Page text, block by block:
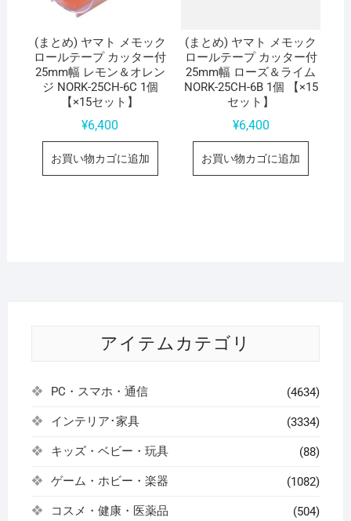
(まとめ) ヤマト メモック
ロールテープ カッター付
25mm幅 レモン＆オレン
ジ NORK-25CH-6C 1個
【×15セット】
¥6,400
お買い物カゴに追加
(まとめ) ヤマト メモック
ロールテープ カッター付
25mm幅 ローズ＆ライム
NORK-25CH-6B 1個 【×15
セット】
¥6,400
お買い物カゴに追加
アイテムカテゴリ
PC・スマホ・通信 (4634)
インテリア･家具 (3334)
キッズ・ベビー・玩具 (88)
ゲーム・ホビー・楽器 (1082)
コスメ・健康・医薬品 (504)